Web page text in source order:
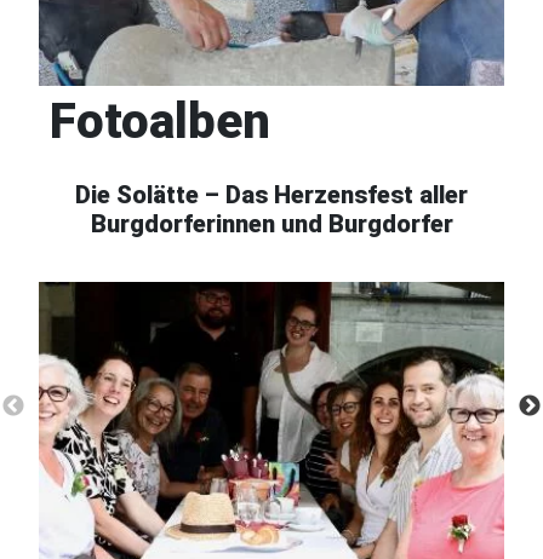
Fotoalben
Die Solätte – Das Herzensfest aller
Burgdorferinnen und Burgdorfer